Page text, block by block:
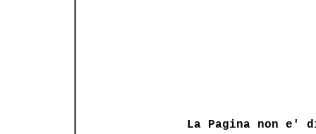
La Pagina non e'